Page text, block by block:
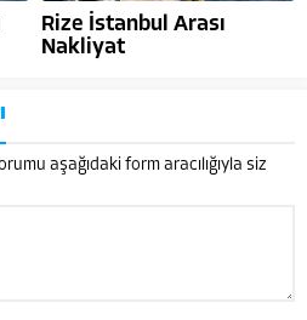
Rize İstanbul Arası
Nakliyat
aşağıdaki form aracılığıyla siz